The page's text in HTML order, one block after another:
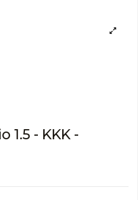
1.5 - KKK -